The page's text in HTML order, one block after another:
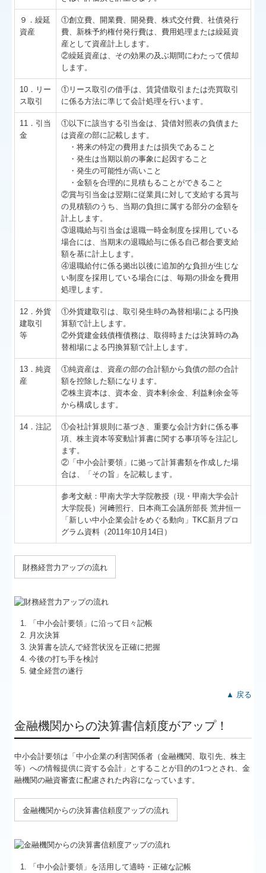
９．繰延
資産
①創立費、開業費、開発費、株式交付費、社債発行
費、新株予約権付発行費は、費用処理または繰延資
産として資産計上します。
②繰延資産は、その効果の及ぶ期間にわたって償却
します。
10．リー
ス取引
①リース取引の借手は、賃貸借取引または売買取引
に係る方法に準じて会計処理を行います。
11．引当
金
①以下に該当する引当金は、貸借対照表の負債また
は資産の部に記載します。
・将来の特定の費用または損失であること
・発生は当期以前の事象に起因すること
・発生の可能性が高いこと
・金額を合理的に見積もることができること
②賞与引当金は翌期に従業員に対して支給する賞与
の見積額のうち、当期の負担に属する部分の金額を
計上します。
③退職給与引当金は退職一時金制度を採用している
場合には、当期末の退職給与に係る自己都合要支給
額を基に計上します。
④退職給付に係る拠出以後に追加的な負担が生じな
い制度を採用している場合には、毎期の掛金を費用
処理します。
12．外貨
建取引
等
①外貨建取引は、取引発生時の為替相場による円換
算額で計上します。
②外貨建金銭債権債務は、取得時または決算時の為
替相場による円換算額で計上します。
13．純資
産
①純資産は、資産の部の合計額から負債の部の合計
額を控除した額になります。
②株主資本は、資本金、資本剰余金、利益剰余金等
から構成します。
14．注記
①会社計算規則に基づき、重要な会計方針に係る事
項、株主資本等変動計算書に関する事項等を注記し
ます。
②「中小会計要領」に拠って計算書類を作成した場
合は、「その旨」を記載します。
参考文献：甲南大学大学院教授（現・甲南大学会計
大学院長）河﨑照行、日本商工会議所部長 荒井恒一
「新しい中小企業会計をめぐる動向」TKC新月プロ
グラム資料（2011年10月14日）
財務経営力アップの流れ
「中小会計要領」に沿って日々記帳
月次決算
決算書を読んで経営状況を正確に把握
今後の打ち手を検討
健全経営の遂行
▲ 戻る
金融機関からの決算書信頼度がアップ！
中小会計要領は「中小企業の利害関係者（金融機関、取引先、株主
等）への情報提供に資する会計」とすることが目的の1つとされ、金
融機関の融資審査に配慮された内容になっています。
金融機関からの決算書信頼度アップの流れ
「中小会計要領」を活用して適時・正確な記帳